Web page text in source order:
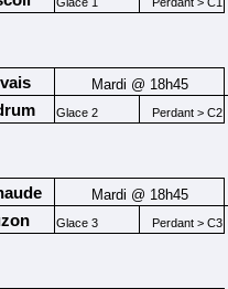
Mardi @ 18h45
Glace 2 Perdant > C2
Mardi @ 18h45
Glace 3 Perdant > C3